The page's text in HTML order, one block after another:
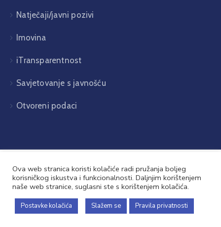
Natječaji/javni pozivi
Imovina
iTransparentnost
Savjetovanje s javnošću
Otvoreni podaci
Općina Babina Greda © 2026. Sva prava pridržana
Ova web stranica koristi kolačiće radi pružanja boljeg
korisničkog iskustva i funkcionalnosti. Daljnjim korištenjem
naše web stranice, suglasni ste s korištenjem kolačića.
Postavke kolačića Slažem se Pravila privatnosti